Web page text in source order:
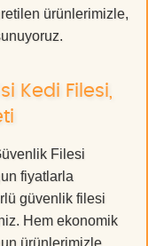
ürünlerimizle,
Kedi Filesi,
Filesi
fiyatlarla
güvenlik filesi
Hem ekonomik
ürünlerimizle